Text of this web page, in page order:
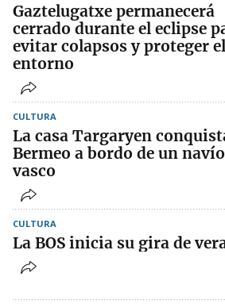
Gaztelugatxe permanecerá
cerrado durante el eclipse
evitar colapsos y proteger el
entorno
CULTURA
La casa Targaryen
Bermeo a bordo de un navío
vasco
CULTURA
La BOS inicia su gira de